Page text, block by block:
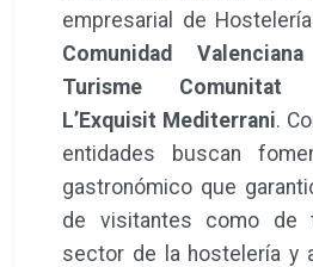
empresarial de
Comunidad Valenciana
Turisme Comunitat
L’Exquisit Mediterrani.
entidades buscan
gastronómico que
de visitantes como de
sector de la hostelería y